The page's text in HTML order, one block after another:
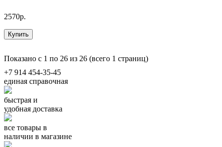
2570р.
Купить
Показано с 1 по 26 из 26 (всего 1 страниц)
+7 914 454-35-45
единая справочная
быстрая и
удобная доставка
все товары в
наличии в магазине